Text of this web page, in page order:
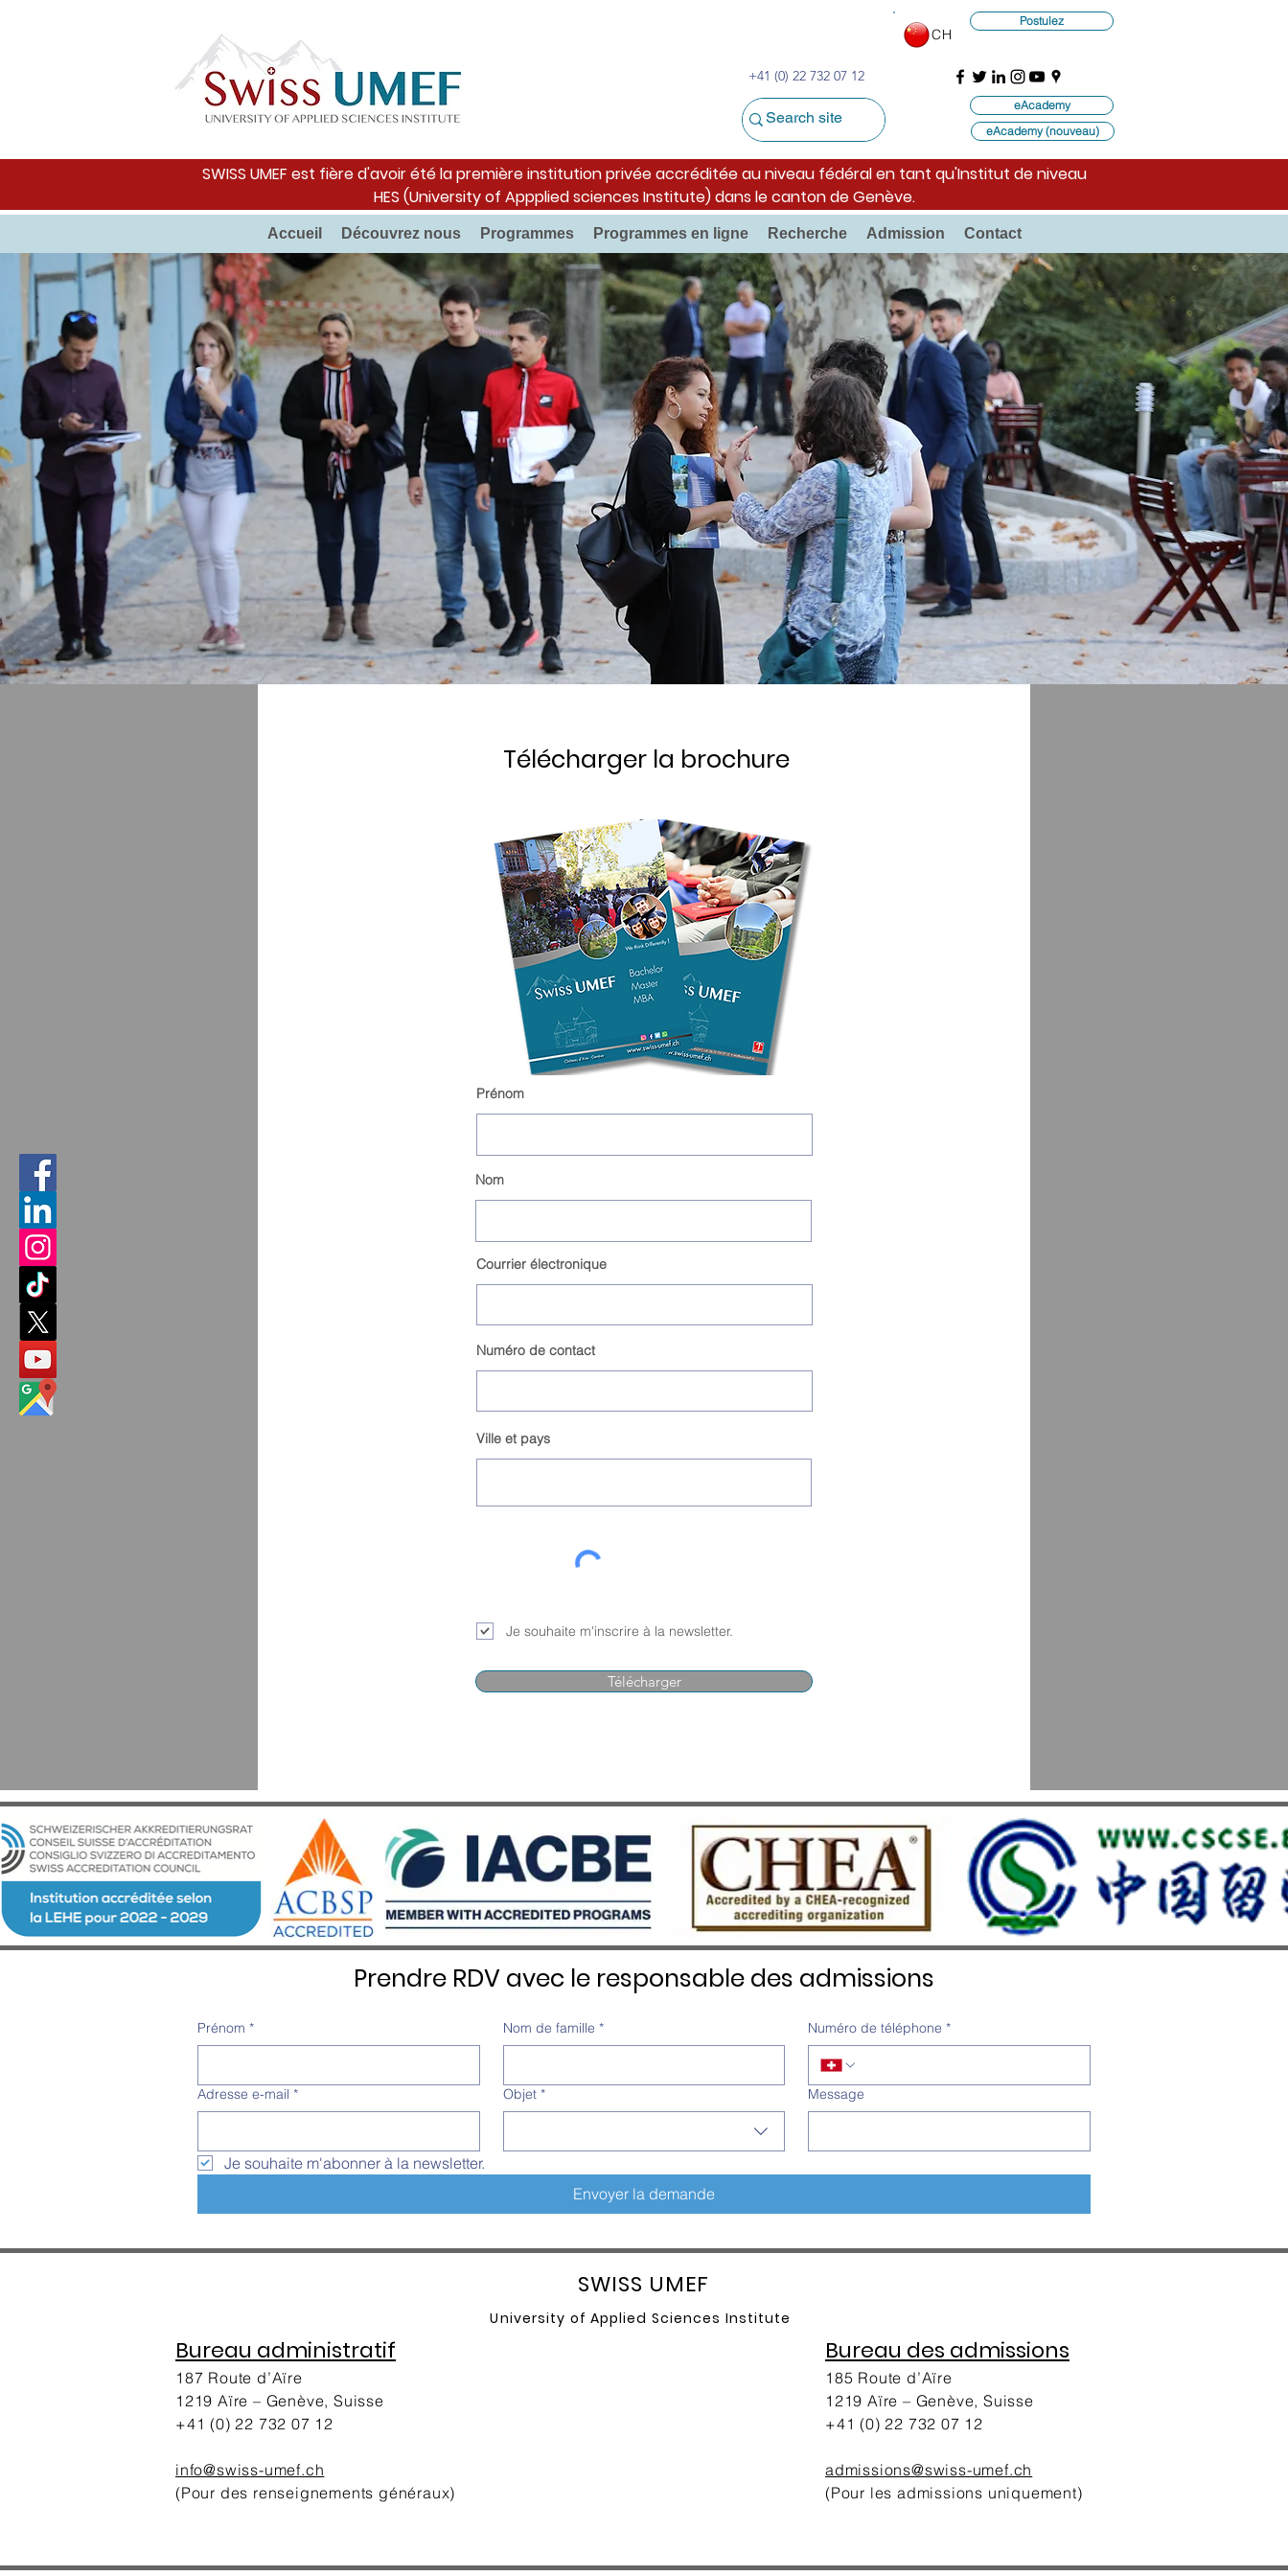
+41 (0) 22 732 07 12
CH
Postulez
eAcademy
eAcademy (nouveau)
SWISS UMEF est fière d'avoir été la première institution privée accréditée au niveau fédéral en tant qu'Institut de niveau
HES (University of Appplied sciences Institute) dans le canton de Genève.
Accueil Découvrez nous Programmes Programmes en ligne Recherche Admission Contact
Télécharger la brochure
Prénom
Nom
Courrier électronique
Numéro de contact
Ville et pays
Je souhaite m'inscrire à la newsletter.
Télécharger
Prendre RDV avec le responsable des admissions
Prénom * Nom de famille * Numéro de téléphone *
Adresse e-mail * Objet * Message
Je souhaite m'abonner à la newsletter.
Envoyer la demande
SWISS UMEF
University of Applied Sciences Institute
Bureau administratif
187 Route d’Aïre
1219 Aïre – Genève, Suisse
+41 (0) 22 732 07 12
info@swiss-umef.ch
(Pour des renseignements généraux)
Bureau des admissions
185 Route d’Aïre
1219 Aïre – Genève, Suisse
+41 (0) 22 732 07 12
admissions@swiss-umef.ch
(Pour les admissions uniquement)